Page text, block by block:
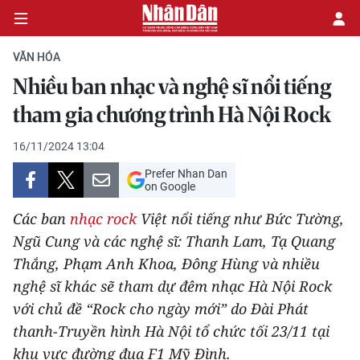
CHÍNH TRỊ
KINH TẾ
VĂN HÓA
XÃ HỘI
PHÁP LUẬT
DU LỊCH
THẾ GIỚI
VĂN HÓA
Nhiều ban nhạc và nghệ sĩ nổi tiếng
tham gia chương trình Hà Nội Rock
16/11/2024 13:04
Prefer Nhan Dan
on Google
Các ban nhạc rock Việt nổi tiếng như Bức Tường,
Ngũ Cung và các nghệ sĩ: Thanh Lam, Tạ Quang
Thắng, Phạm Anh Khoa, Đông Hùng và nhiều
nghệ sĩ khác sẽ tham dự đêm nhạc Hà Nội Rock
với chủ đề “Rock cho ngày mới” do Đài Phát
thanh-Truyền hình Hà Nội tổ chức tối 23/11 tại
khu vực đường đua F1 Mỹ Đình.